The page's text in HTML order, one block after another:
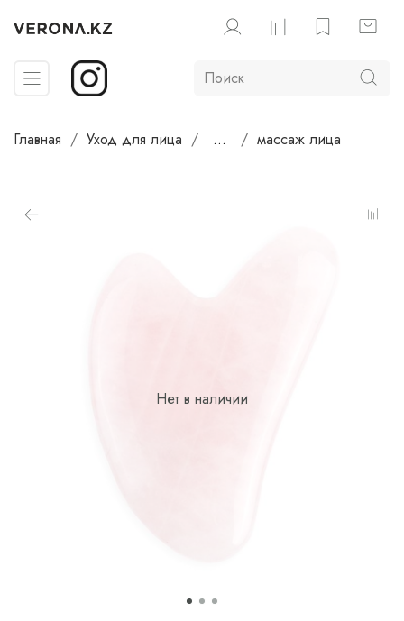
Главная Уход для лица ... массаж лица
Нет в наличии